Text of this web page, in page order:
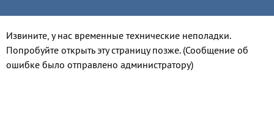
Извините, у нас временные технические неполадки.
Попробуйте открыть эту страницу позже. (Сообщение об
ошибке было отправлено администратору)